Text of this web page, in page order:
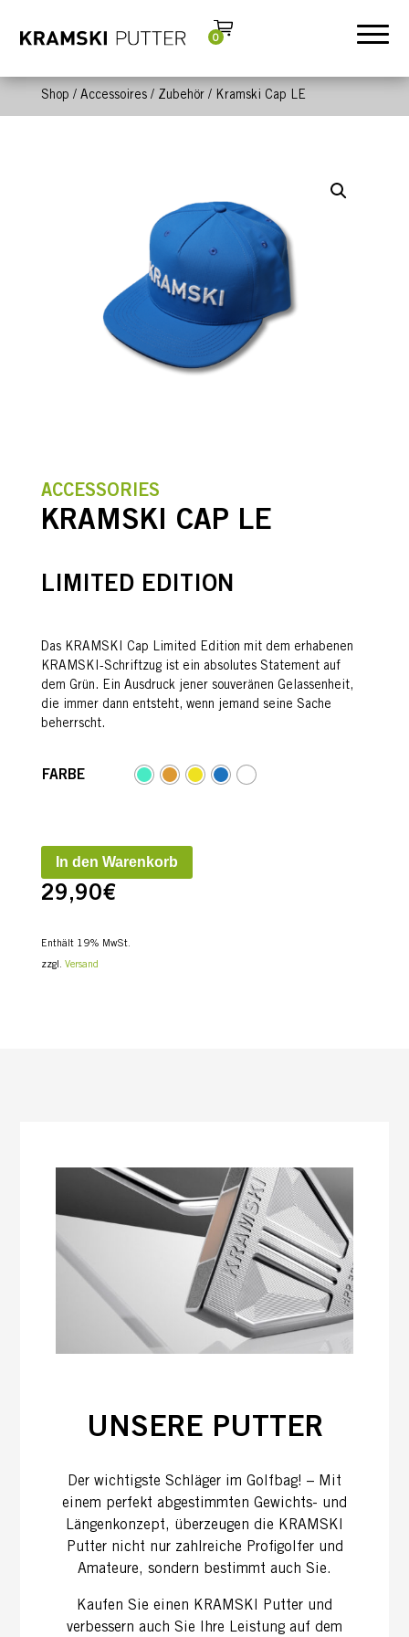
0
Shop / Accessoires/ Zubehör/ Kramski Cap LE
ACCESSORIES
KRAMSKI CAP LE
LIMITED EDITION
Das KRAMSKI Cap Limited Edition mit dem erhabenen
KRAMSKI-Schriftzug ist ein absolutes Statement auf
dem Grün. Ein Ausdruck jener souveränen Gelassenheit,
die immer dann entsteht, wenn jemand seine Sache
beherrscht.
FARBE
In den Warenkorb
29,90€
Enthält 19% MwSt.
zzgl. Versand
UNSERE PUTTER
Der wichtigste Schläger im Golfbag! – Mit
einem perfekt abgestimmten Gewichts- und
Längenkonzept, überzeugen die KRAMSKI
Putter nicht nur zahlreiche Profigolfer und
Amateure, sondern bestimmt auch Sie.
Kaufen Sie einen KRAMSKI Putter und
verbessern auch Sie Ihre Leistung auf dem